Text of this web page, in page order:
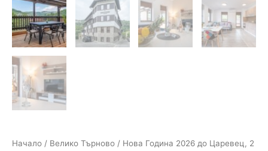
Начало / Велико Търново / Нова Година 2026 до Царевец, 2